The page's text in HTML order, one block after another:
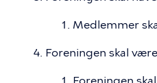
Medlemmer
Foreningen skal